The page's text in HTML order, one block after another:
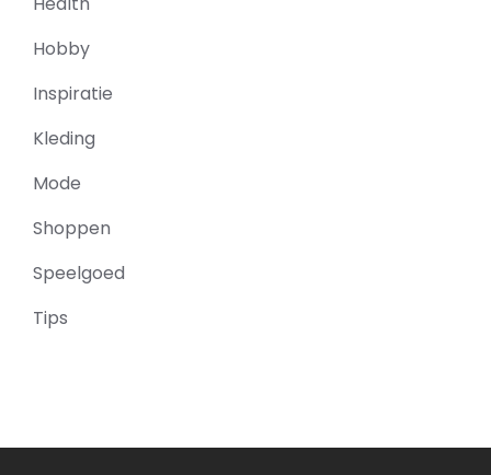
Hobby
Inspiratie
Kleding
Mode
Shoppen
Speelgoed
Tips